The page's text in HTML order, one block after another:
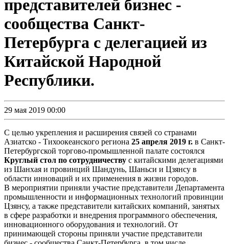
представителей бизнес -
сообщества Санкт-
Петербурга с делегацией из
Китайской Народной
Республики.
29 мая 2019 00:00
С целью укрепления и расширения связей со странами
Азиатско - Тихоокеанского региона 25 апреля 2019 г. в Санкт-
Петербургской торгово-промышленной палате состоялся
Круглый стол по сотрудничеству с китайскими делегациями
из Шанхая и провинций Шандунь, Шаньси и Цзянсу в
области инноваций и их применения в жизни городов.
В мероприятии приняли участие представители Департамента
промышленности и информационных технологий провинции
Цзянсу, а также представители китайских компаний, занятых
в сфере разработки и внедрения программного обеспечения,
инновационного оборудования и технологий. От
принимающей стороны приняли участие представители